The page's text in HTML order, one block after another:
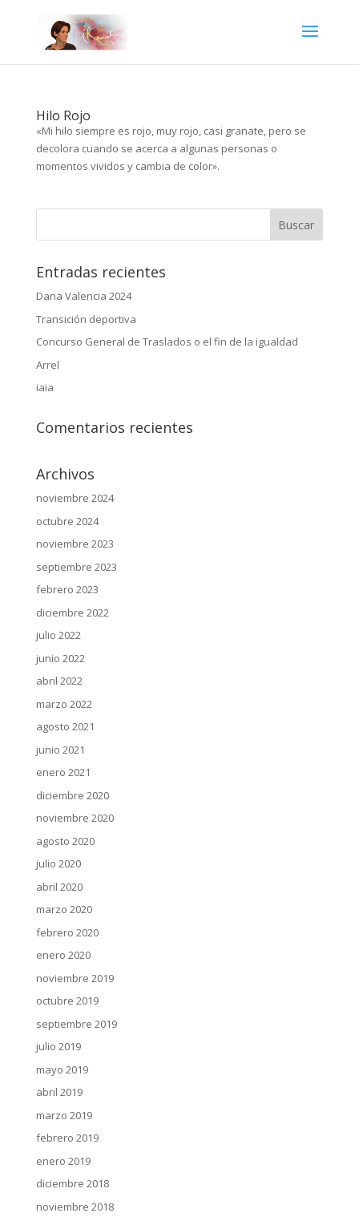
Hilo Rojo
«Mi hilo siempre es rojo, muy rojo, casi granate, pero se
decolora cuando se acerca a algunas personas o
momentos vividos y cambia de color».
Entradas recientes
Dana Valencia 2024
Transición deportiva
Concurso General de Traslados o el fin de la igualdad
Arrel
iaia
Comentarios recientes
Archivos
noviembre 2024
octubre 2024
noviembre 2023
septiembre 2023
febrero 2023
diciembre 2022
julio 2022
junio 2022
abril 2022
marzo 2022
agosto 2021
junio 2021
enero 2021
diciembre 2020
noviembre 2020
agosto 2020
julio 2020
abril 2020
marzo 2020
febrero 2020
enero 2020
noviembre 2019
octubre 2019
septiembre 2019
julio 2019
mayo 2019
abril 2019
marzo 2019
febrero 2019
enero 2019
diciembre 2018
noviembre 2018